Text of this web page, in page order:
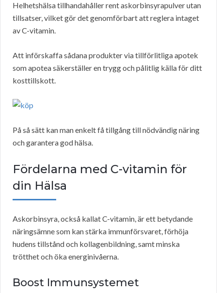
Helhetshälsa tillhandahåller rent askorbinsyrapulver utan
tillsatser, vilket gör det genomförbart att reglera intaget
av C-vitamin.
Att införskaffa sådana produkter via tillförlitliga apotek
som apotea säkerställer en trygg och pålitlig källa för ditt
kosttillskott.
På så sätt kan man enkelt få tillgång till nödvändig näring
och garantera god hälsa.
Fördelarna med C-vitamin för
din Hälsa
Askorbinsyra, också kallat C-vitamin, är ett betydande
näringsämne som kan stärka immunförsvaret, förhöja
hudens tillstånd och kollagenbildning, samt minska
trötthet och öka energinivåerna.
Boost Immunsystemet